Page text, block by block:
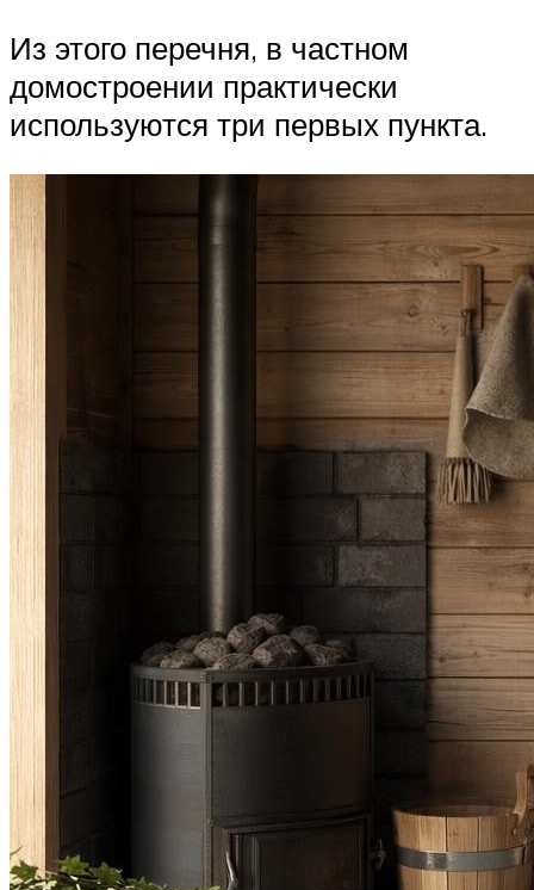
Из этого перечня, в частном
домостроении практически
используются три первых пункта.